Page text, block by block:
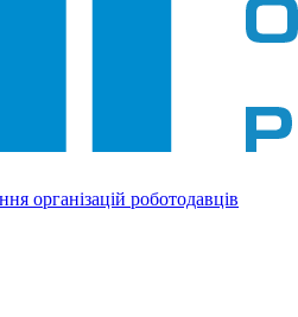
організацій роботодавців